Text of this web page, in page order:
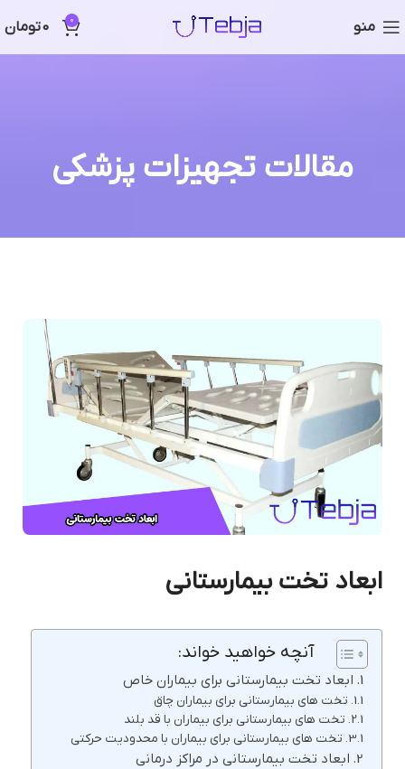
منو 0
0تومان
مقالات تجهیزات پزشکی
ابعاد تخت بیمارستانی
آنچه خواهید خواند:
ابعاد تخت بیمارستانی برای بیماران خاص
تخت های بیمارستانی برای بیماران چاق
تخت های بیمارستانی برای بیماران با قد بلند
تخت های بیمارستانی برای بیماران با محدودیت حرکتی
ابعاد تخت بیمارستانی در مراکز درمانی